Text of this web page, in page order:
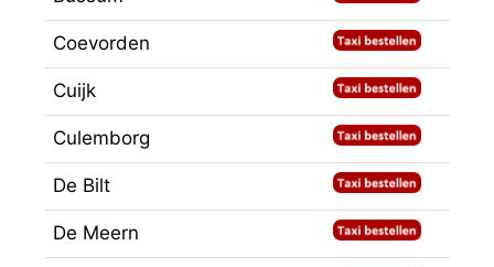
Coevorden
Cuijk
Culemborg
De Bilt
De Meern